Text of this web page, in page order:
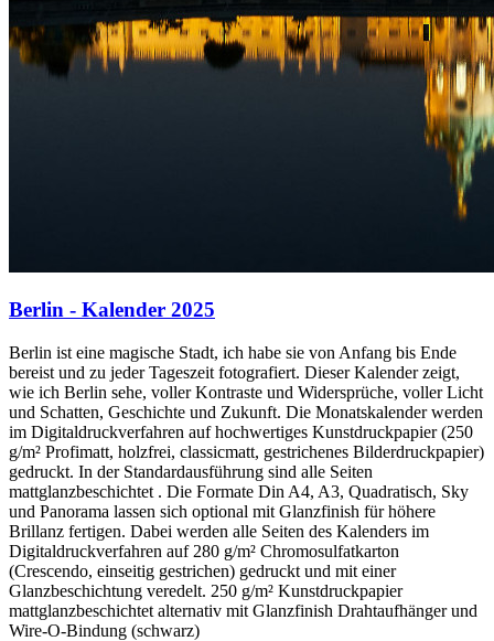
Berlin - Kalender 2025
Berlin ist eine magische Stadt, ich habe sie von Anfang bis Ende
bereist und zu jeder Tageszeit fotografiert. Dieser Kalender zeigt,
wie ich Berlin sehe, voller Kontraste und Widersprüche, voller Licht
und Schatten, Geschichte und Zukunft. Die Monatskalender werden
im Digitaldruckverfahren auf hochwertiges Kunstdruckpapier (250
g/m² Profimatt, holzfrei, classicmatt, gestrichenes Bilderdruckpapier)
gedruckt. In der Standardausführung sind alle Seiten
mattglanzbeschichtet . Die Formate Din A4, A3, Quadratisch, Sky
und Panorama lassen sich optional mit Glanzfinish für höhere
Brillanz fertigen. Dabei werden alle Seiten des Kalenders im
Digitaldruckverfahren auf 280 g/m² Chromosulfatkarton
(Crescendo, einseitig gestrichen) gedruckt und mit einer
Glanzbeschichtung veredelt. 250 g/m² Kunstdruckpapier
mattglanzbeschichtet alternativ mit Glanzfinish Drahtaufhänger und
Wire-O-Bindung (schwarz)